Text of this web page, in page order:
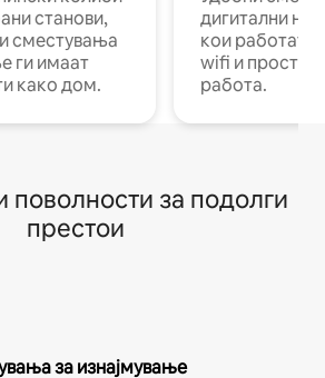
станови,
сместувања
ги имаат
како дом.
дигитални
кои работат
wifi и
работа.
поволности за подолги
престои
за изнајмување